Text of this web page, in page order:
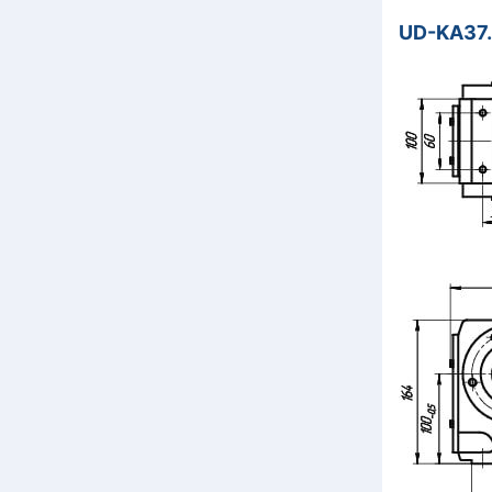
UD-